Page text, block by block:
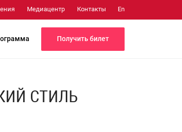
Медиацентр Контакты En
Получить билет
СТИЛЬ